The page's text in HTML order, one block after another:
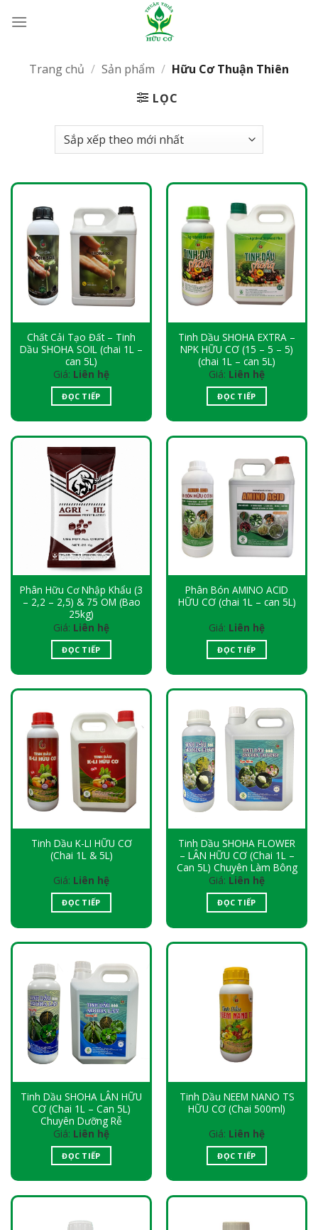
qua
Trang chủ / Sản phẩm / Hữu Cơ Thuận Thiên
LỌC
Chất Cải Tạo Đất – Tinh
Dầu SHOHA SOIL (chai 1L –
can 5L)
Giá: Liên hệ
ĐỌC TIẾP
Tinh Dầu SHOHA EXTRA –
NPK HỮU CƠ (15 – 5 – 5)
(chai 1L – can 5L)
Giá: Liên hệ
ĐỌC TIẾP
Phân Hữu Cơ Nhập Khẩu (3
– 2,2 – 2,5) & 75 OM (Bao
25kg)
Giá: Liên hệ
ĐỌC TIẾP
Phân Bón AMINO ACID
HỮU CƠ (chai 1L – can 5L)
Giá: Liên hệ
ĐỌC TIẾP
Tinh Dầu K-LI HỮU CƠ
(Chai 1L & 5L)
Giá: Liên hệ
ĐỌC TIẾP
Tinh Dầu SHOHA FLOWER
– LÂN HỮU CƠ (Chai 1L –
Can 5L) Chuyên Làm Bông
Giá: Liên hệ
ĐỌC TIẾP
Tinh Dầu SHOHA LÂN HỮU
CƠ (Chai 1L – Can 5L)
Chuyên Dưỡng Rễ
Giá: Liên hệ
ĐỌC TIẾP
Tinh Dầu NEEM NANO TS
HỮU CƠ (Chai 500ml)
Giá: Liên hệ
ĐỌC TIẾP